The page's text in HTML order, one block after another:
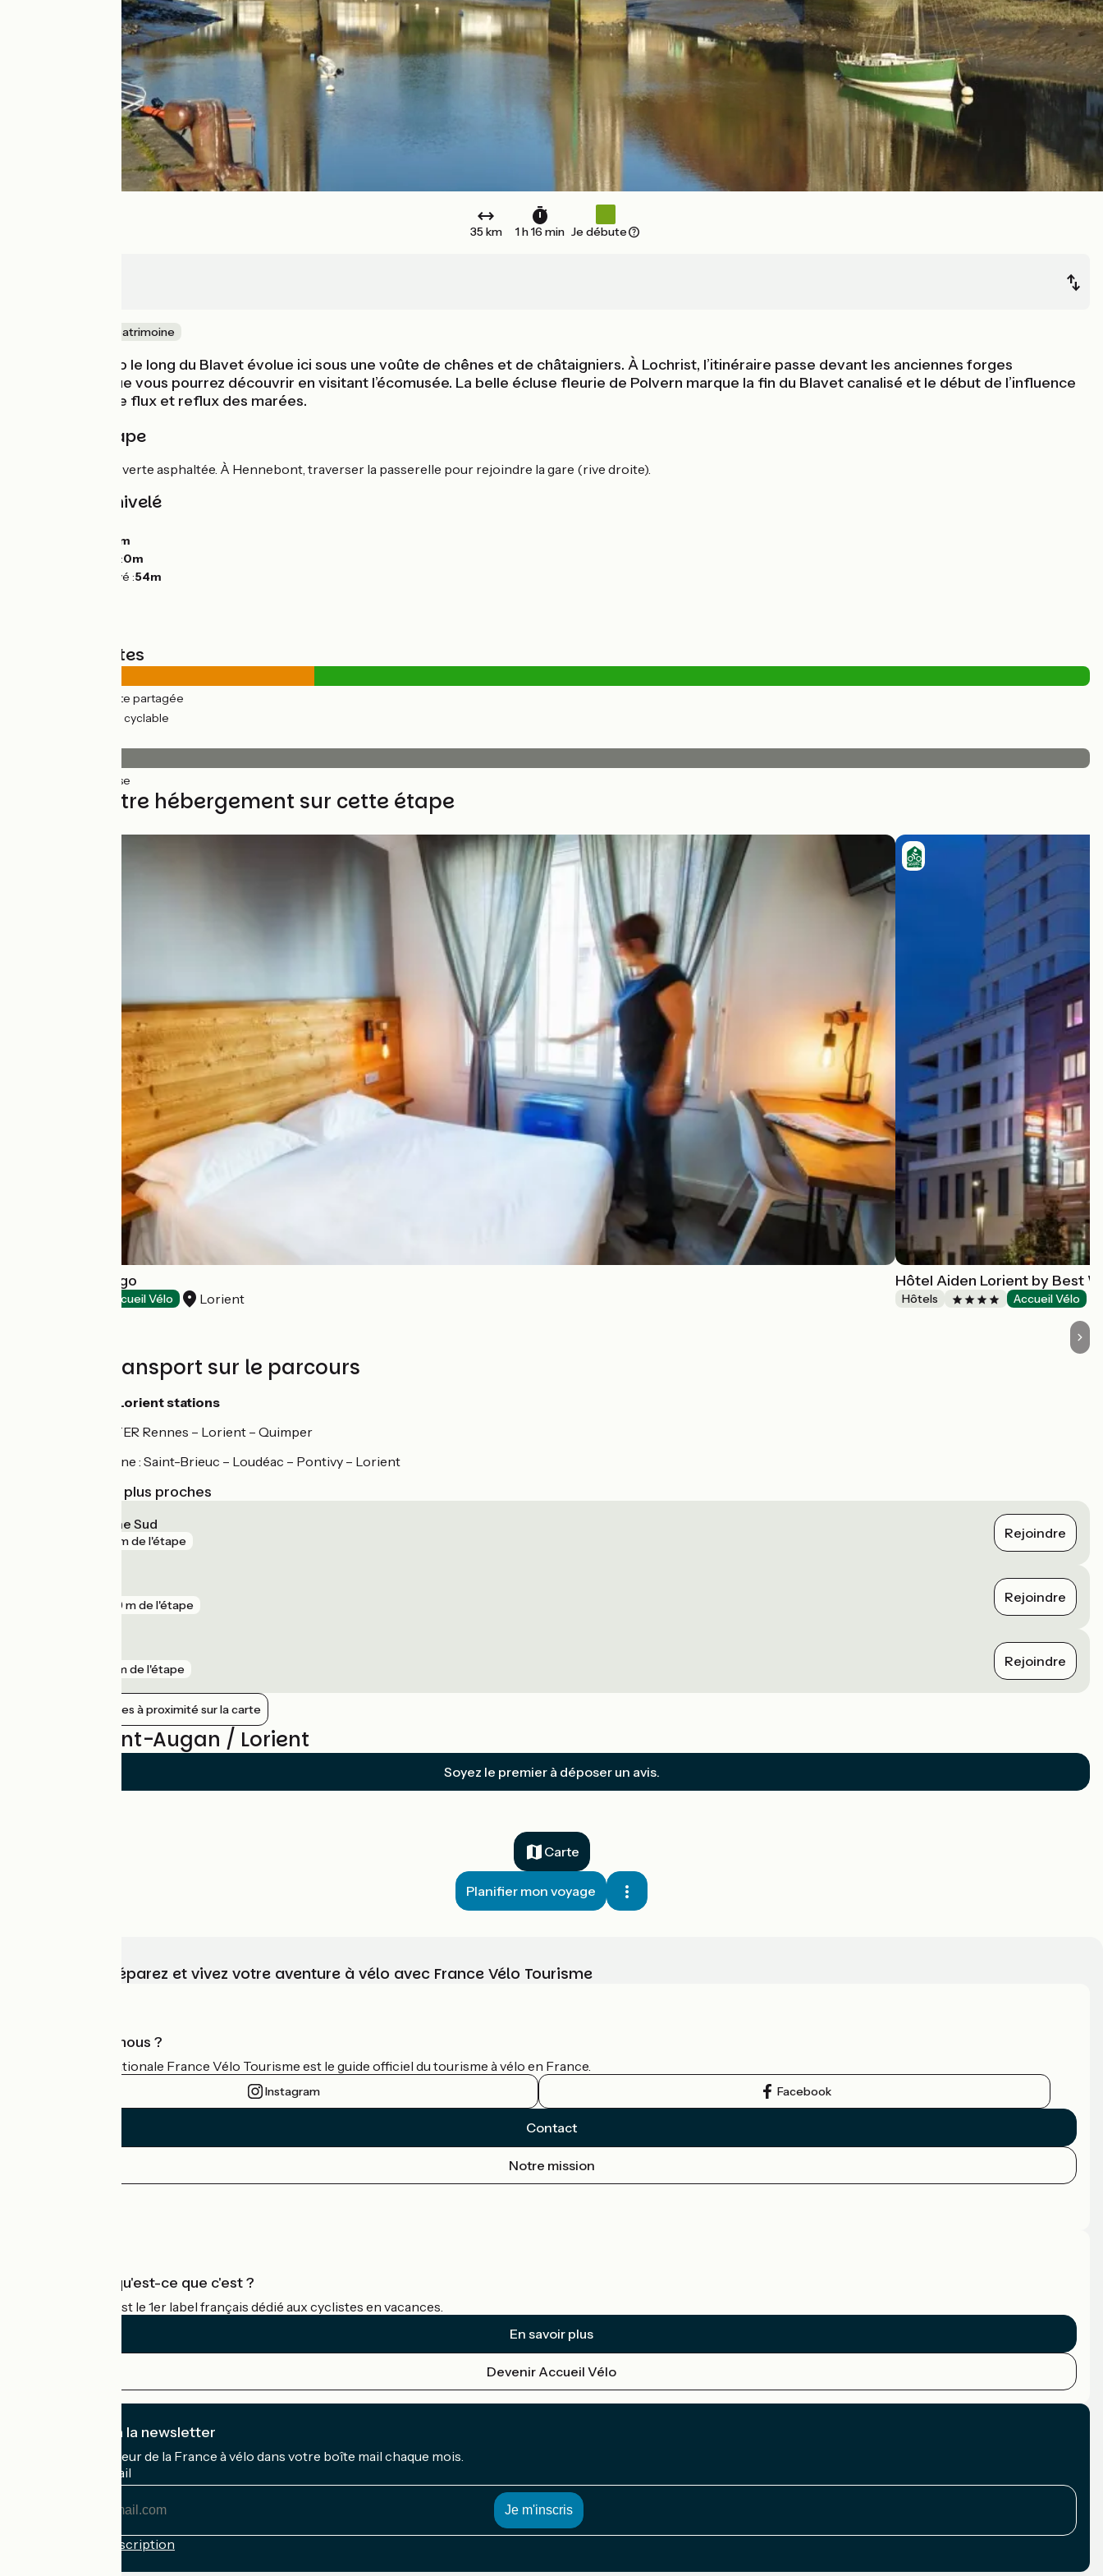
35 km 1 h 16 min Je débute
Nature & petit patrimoine
Le parcours vélo le long du Blavet évolue ici sous une voûte de chênes et de châtaigniers. À Lochrist, l’itinéraire passe devant les anciennes forges
d’Hennebont que vous pourrez découvrir en visitant l’écomusée. La belle écluse fleurie de Polvern marque la fin du Blavet canalisé et le début de l’influence
maritime avec le flux et reflux des marées.
Détail de l'étape
Parcours sur voie verte asphaltée. À Hennebont, traverser la passerelle pour rejoindre la gare (rive droite).
Pentes et dénivelé
269m
Point le plus bas :0m
Point le plus élevé :54m
Types de routes
(28%) Route partagée
(72%) Voie cyclable
(100%) Lisse
Trouvez votre hébergement sur cette étape
Hôtel Victor Hugo
Accueil Vélo Lorient
Hôtel Aiden Lorient by Best
Hôtels Accueil Vélo
Trains et transport sur le parcours
Hennebont and Lorient stations
SNCF line : TER Rennes – Lorient – Quimper
TER coach line : Saint-Brieuc – Loudéac – Pontivy – Lorient
Gares SNCF les plus proches
Lorient Bretagne Sud
72 m de l'étape Rejoindre
699 m de l'étape Rejoindre
6 km de l'étape Rejoindre
Afficher les gares à proximité sur la carte
Avis sur Pont-Augan / Lorient
Soyez le premier à déposer un avis.
Carte
Planifier mon voyage
Choisissez, préparez et vivez votre aventure à vélo avec France Vélo Tourisme
Qui sommes-nous ?
L'association nationale France Vélo Tourisme est le guide officiel du tourisme à vélo en France.
Instagram Facebook
Contact
Notre mission
Accueil Vélo qu'est-ce que c'est ?
Accueil Vélo c'est le 1er label français dédié aux cyclistes en vacances.
En savoir plus
Devenir Accueil Vélo
Je m'abonne à la newsletter
Recevez le meilleur de la France à vélo dans votre boîte mail chaque mois.
Mon adresse mail
Conditions d'inscription